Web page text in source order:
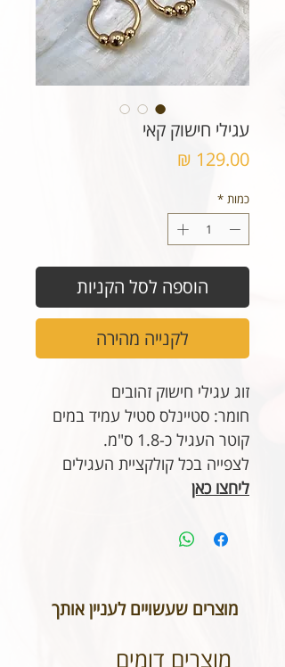
עגילי חישוק קאי
כמות *
הוספה לסל הקניות
לקנייה מהירה
זוג עגילי חישוק זהובים
חומר: סטיינלס סטיל עמיד במים
קוטר העגיל כ-1.8 ס"מ.
לצפייה בכל קולקציית העגילים
ליחצו כאן
מוצרים שעשויים לעניין אותך
מוצרים דומים